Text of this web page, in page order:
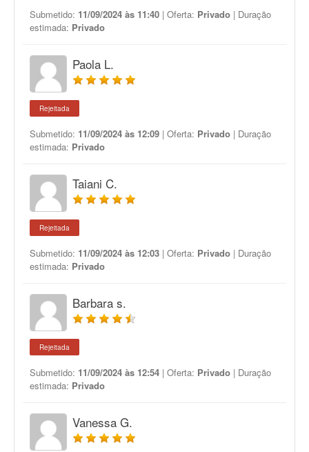
Submetido: 11/09/2024 às 11:40 | Oferta: Privado | Duração
estimada: Privado
Paola L.
Rejeitada
Submetido: 11/09/2024 às 12:09 | Oferta: Privado | Duração
estimada: Privado
Taiani C.
Rejeitada
Submetido: 11/09/2024 às 12:03 | Oferta: Privado | Duração
estimada: Privado
Barbara s.
Rejeitada
Submetido: 11/09/2024 às 12:54 | Oferta: Privado | Duração
estimada: Privado
Vanessa G.